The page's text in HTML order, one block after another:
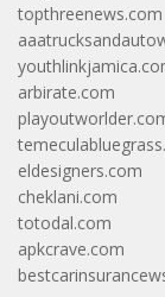
topthreenews.com
arbirate.com
eldesigners.com
cheklani.com
totodal.com
apkcrave.com